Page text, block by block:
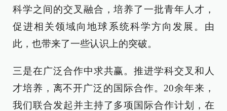
科学之间的交叉融合，培养了一批青年人才，
促进相关领域向地球系统科学方向发展。由
此，也带来了一些认识上的突破。
三是在广泛合作中求共赢。推进学科交叉和人
才培养，离不开广泛的国际合作。20余年来，
我们联合发起并主持了多项国际合作计划，在